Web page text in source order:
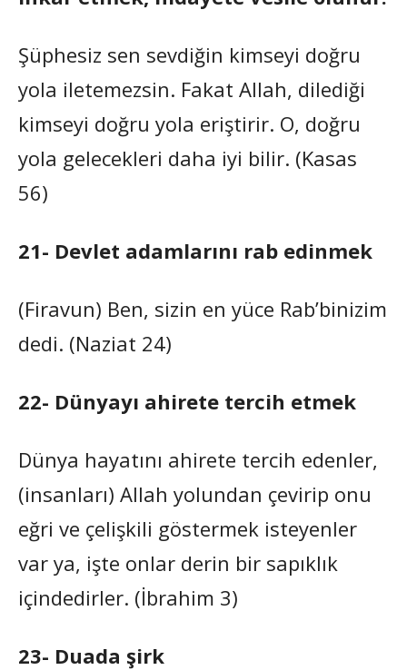
Şüphesiz sen sevdiğin kimseyi doğru
yola iletemezsin. Fakat Allah, dilediği
kimseyi doğru yola eriştirir. O, doğru
yola gelecekleri daha iyi bilir. (Kasas
56)
21- Devlet adamlarını rab edinmek
(Firavun) Ben, sizin en yüce Rab’binizim
dedi. (Naziat 24)
22- Dünyayı ahirete tercih etmek
Dünya hayatını ahirete tercih edenler,
(insanları) Allah yolundan çevirip onu
eğri ve çelişkili göstermek isteyenler
var ya, işte onlar derin bir sapıklık
içindedirler. (İbrahim 3)
23- Duada şirk